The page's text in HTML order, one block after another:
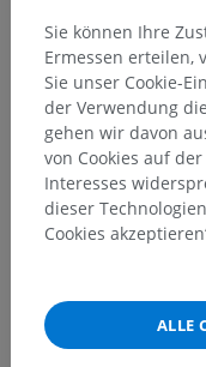
Sie können Ihre
Ermessen erteilen,
Sie unser Cookie-
der Verwendung
gehen wir davon
von Cookies auf
Interesses
dieser
Cookies
ALLE